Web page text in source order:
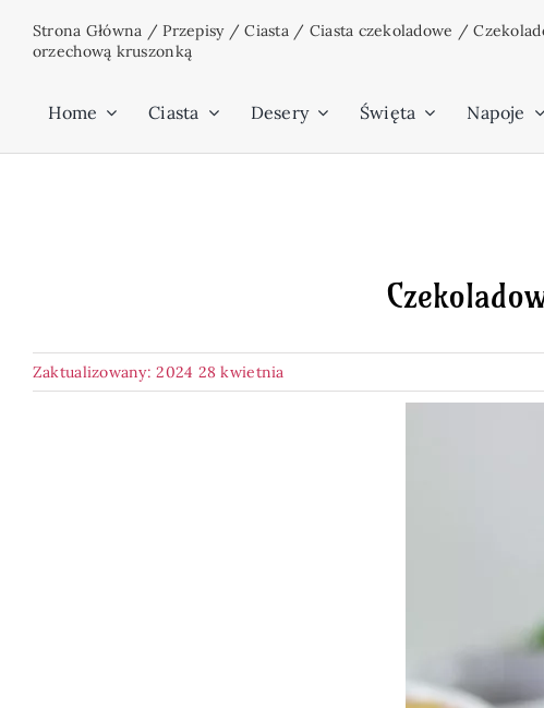
Strona Główna /Przepisy/Ciasta/ Ciasta czekoladowe /
orzechową kruszonką
Home Ciasta Desery Święta Napoje
Zaktualizowany: 2024 28 kwietnia